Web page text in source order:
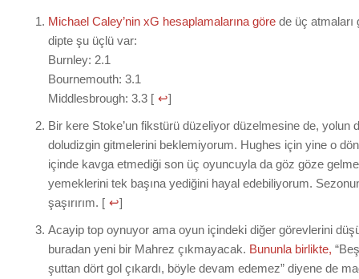
Michael Caley’nin xG hesaplamalarına göre de üç
dipte şu üçlü var:
Burnley: 2.1
Bournemouth: 3.1
Middlesbrough: 3.3 [ ↩]
Bir kere Stoke’un fikstürü düzeliyor düzelmesine de, yolun
doludizgin gitmelerini beklemiyorum. Hughes için yine o
içinde kavga etmediği son üç oyuncuyla da göz göze
yemeklerini tek başına yediğini hayal edebiliyorum.
şaşırırım. [ ↩]
Acayip top oynuyor ama oyun içindeki diğer görevlerini
buradan yeni bir Mahrez çıkmayacak. Bununla birlikte,
şuttan dört gol çıkardı, böyle devam edemez” diyene de